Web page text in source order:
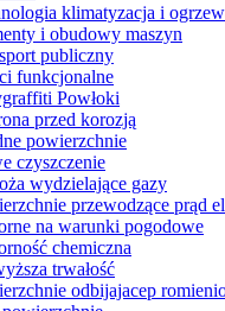
klimatyzacja i
i obudowy maszyn
publiczny
funkcjonalne
Powłoki
przed korozją
powierzchnie
czyszczenie
wydzielające gazy
przewodzące prąd
na warunki pogodowe
chemiczna
trwałość
odbijajacep